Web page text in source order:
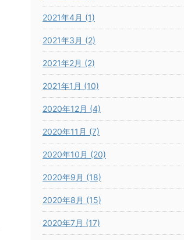
2021年4月 (1)
2021年3月 (2)
2021年2月 (2)
2021年1月 (10)
2020年12月 (4)
2020年11月 (7)
2020年10月 (20)
2020年9月 (18)
2020年8月 (15)
2020年7月 (17)